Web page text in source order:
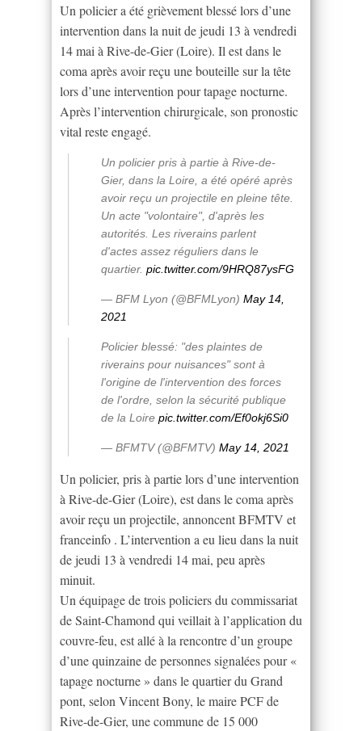
Un policier a été grièvement blessé lors d’une
intervention dans la nuit de jeudi 13 à vendredi
14 mai à Rive-de-Gier (Loire). Il est dans le
coma après avoir reçu une bouteille sur la tête
lors d’une intervention pour tapage nocturne.
Après l’intervention chirurgicale, son pronostic
vital reste engagé.
Un policier pris à partie à Rive-de-
Gier, dans la Loire, a été opéré après
avoir reçu un projectile en pleine tête.
Un acte "volontaire", d'après les
autorités. Les riverains parlent
d'actes assez réguliers dans le
quartier. pic.twitter.com/9HRQ87ysFG
— BFM Lyon (@BFMLyon) May 14,
2021
Policier blessé: "des plaintes de
riverains pour nuisances" sont à
l'origine de l'intervention des forces
de l'ordre, selon la sécurité publique
de la Loire pic.twitter.com/Ef0okj6Si0
— BFMTV (@BFMTV) May 14, 2021
Un policier, pris à partie lors d’une intervention
à Rive-de-Gier (Loire), est dans le coma après
avoir reçu un projectile, annoncent BFMTV et
franceinfo . L’intervention a eu lieu dans la nuit
de jeudi 13 à vendredi 14 mai, peu après
minuit.
Un équipage de trois policiers du commissariat
de Saint-Chamond qui veillait à l’application du
couvre-feu, est allé à la rencontre d’un groupe
d’une quinzaine de personnes signalées pour «
tapage nocturne » dans le quartier du Grand
pont, selon Vincent Bony, le maire PCF de
Rive-de-Gier, une commune de 15 000